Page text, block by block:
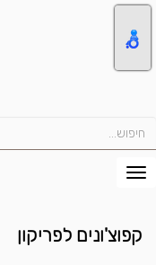
קפוצ'ונים לפריקון